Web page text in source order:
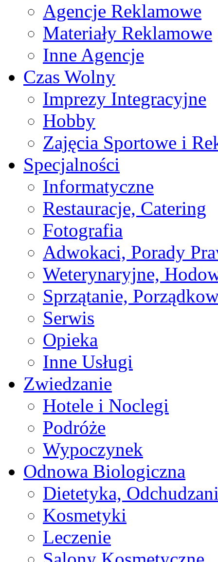
Agencje Reklamowe
Materiały Reklamowe
Inne Agencje
Czas Wolny
Imprezy Integracyjne
Hobby
Zajęcia Sportowe i
Specjalności
Informatyczne
Restauracje, Catering
Fotografia
Adwokaci, Porady
Weterynaryjne,
Sprzątanie,
Serwis
Opieka
Inne Usługi
Zwiedzanie
Hotele i Noclegi
Podróże
Wypoczynek
Odnowa Biologiczna
Dietetyka,
Kosmetyki
Leczenie